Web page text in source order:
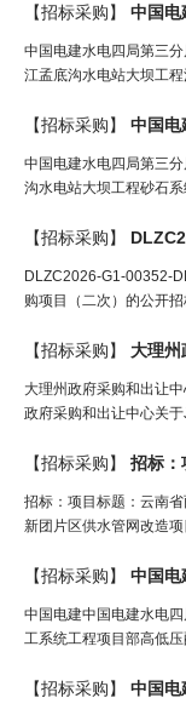
【招标采购】 中国电
中国电建水电四局第三
江孟底沟水电站大坝工
【招标采购】 中国电
中国电建水电四局第三
沟水电站大坝工程砂石
【招标采购】
DLZC2026-G1-00352-
购项目（二次）的公开
【招标采购】
大理州政府采购和出让
政府采购和出让中心关
【招标采购】 招标：
招标：项目标题：云南
新团片区供水管网改造
【招标采购】 中国电
中国电建中国电建水电
工系统工程项目部高低
【招标采购】 中国电